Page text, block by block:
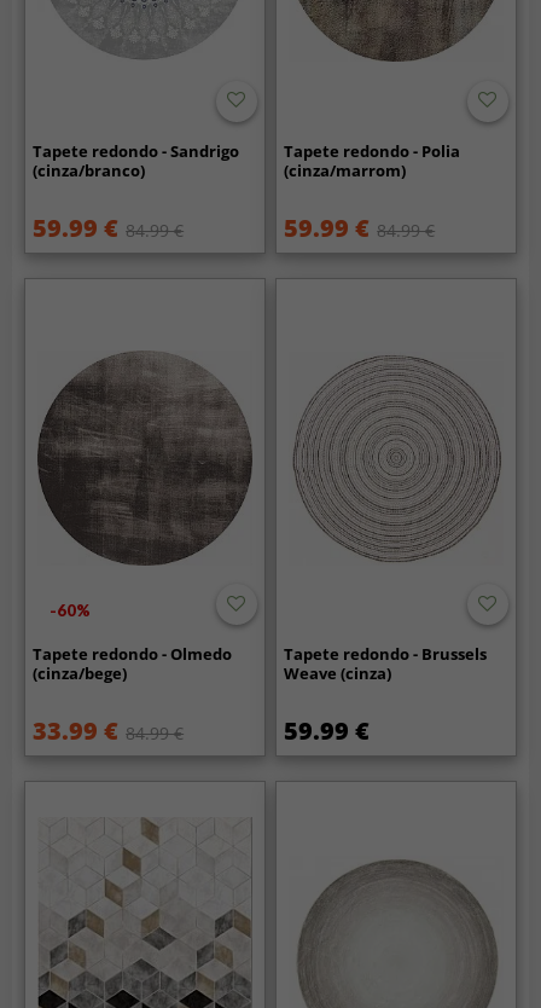
Tapete redondo - Sandrigo
(cinza/branco)
59.99 € 84.99 €
Tapete redondo - Polia
(cinza/marrom)
59.99 € 84.99 €
-60%
Tapete redondo - Olmedo
(cinza/bege)
33.99 € 84.99 €
Tapete redondo - Brussels
Weave (cinza)
59.99 €